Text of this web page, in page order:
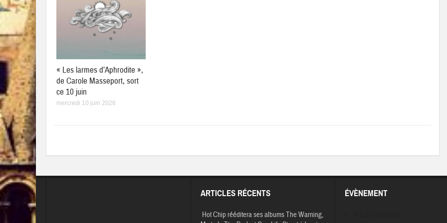
« Les larmes d’Aphrodite »,
de Carole Masseport, sort
ce 10 juin
mercredi 10 juin 2026
ARTICLES RÉCENTS
Hot Chip rééditera ses albums The Warning,
ÉVÈNEMENT